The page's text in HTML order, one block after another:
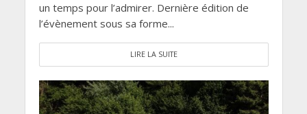
un temps pour l’admirer. Dernière édition de
l’évènement sous sa forme...
LIRE LA SUITE